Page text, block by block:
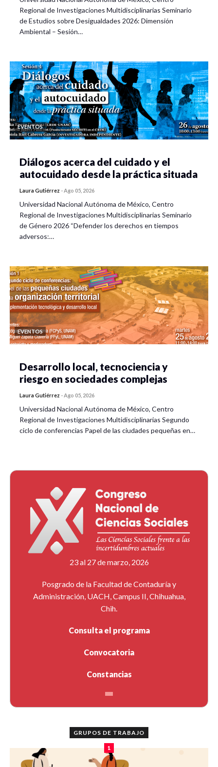
Regional de Investigaciones Multidisciplinarias Seminario
de Estudios sobre Desigualdades 2026: Dimensión
Ambiental – Sesión…
EVENTOS
Diálogos acerca del cuidado y el
autocuidado desde la práctica situada
Laura Gutiérrez -Ago 05, 2026
Universidad Nacional Autónoma de México, Centro
Regional de Investigaciones Multidisciplinarias Seminario
de Género 2026 “Defender los derechos en tiempos
adversos:…
EVENTOS
Desarrollo local, tecnociencia y
riesgo en sociedades complejas
Laura Gutiérrez -Ago 05, 2026
Universidad Nacional Autónoma de México, Centro
Regional de Investigaciones Multidisciplinarias Segundo
ciclo de conferencias Papel de las ciudades pequeñas en…
23 al 27 de marzo, 2026
Posgrado de la Facultad de Contaduría y
Administración, UACH, Campus II, Chihuahua,
Chih.
Consulta el programa
Convocatoria
Constancias
GRUPOS DE TRABAJO
1